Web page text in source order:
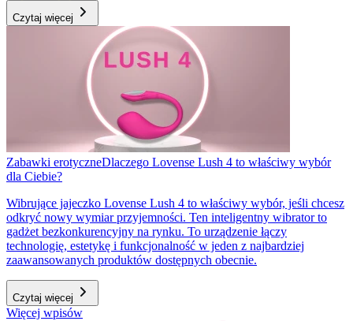
Czytaj więcej
Zabawki erotyczneDlaczego Lovense Lush 4 to właściwy wybór
dla Ciebie?
Wibrujące jajeczko Lovense Lush 4 to właściwy wybór, jeśli chcesz
odkryć nowy wymiar przyjemności. Ten inteligentny wibrator to
gadżet bezkonkurencyjny na rynku. To urządzenie łączy
technologię, estetykę i funkcjonalność w jeden z najbardziej
zaawansowanych produktów dostępnych obecnie.
Czytaj więcej
Więcej wpisów